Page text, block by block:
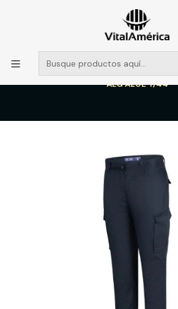
POR SISTEMA FRONTAL SOLO RETIROS EN
MUCHAS GRACIAS +569 5956 2237
Leer más
Catálogo
VESTIMENTA
PANTALONES DE TRABJAO
PANTALON CARGO CLASSIC NEW
ALG AZUL T/44